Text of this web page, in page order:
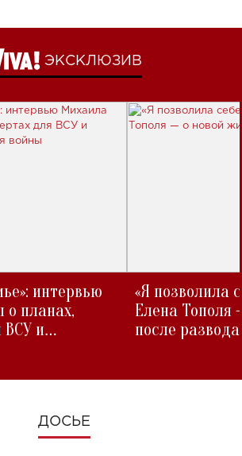
ЭКСКЛЮЗИВ
интервью
планах,
ВСУ и
«Я позволила
Елена Тополя
после развода
ДОСЬЕ